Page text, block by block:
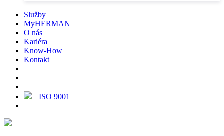
Služby
MyHERMAN
O nás
Kariéra
Know-How
Kontakt
ISO 9001